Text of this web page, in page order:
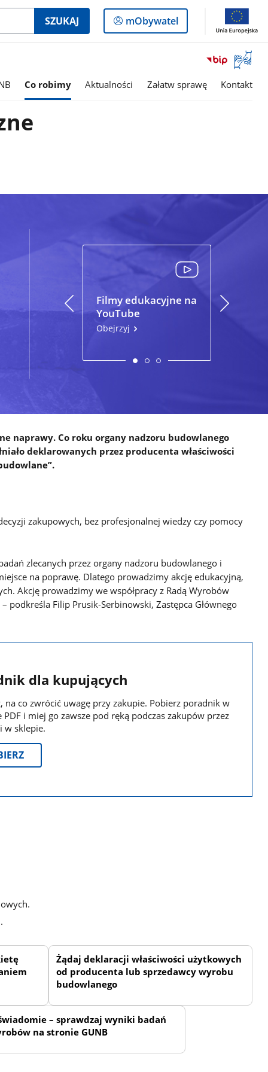
SZUKAJ
Logowanie
do
mObywatel
Otwórz
okno
z
Co robimy Aktualności Załatw sprawę Kontakt
Filmy edukacyjne na
YouTube
Obejrzyj
naprawy. Co roku organy nadzoru budowlanego
deklarowanych przez producenta właściwości
zakupowych, bez profesjonalnej wiedzy czy pomocy
zlecanych przez organy nadzoru budowlanego i
na poprawę. Dlatego prowadzimy akcję edukacyjną,
Akcję prowadzimy we współpracy z Radą Wyrobów
podkreśla Filip Prusik-Serbinowski, Zastępca Głównego
dla kupujących
na co zwrócić uwagę przy zakupie. Pobierz poradnik w
PDF i miej go zawsze pod ręką podczas zakupów przez
w sklepie.
Żądaj deklaracji właściwości użytkowych
od producenta lub sprzedawcy wyrobu
budowlanego
– sprawdzaj wyniki badań
na stronie GUNB